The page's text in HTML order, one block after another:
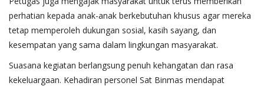
perhatian kepada anak-anak berkebutuhan khusus agar mereka
tetap memperoleh dukungan sosial, kasih sayang, dan
kesempatan yang sama dalam lingkungan masyarakat.
Suasana kegiatan berlangsung penuh kehangatan dan rasa
kekeluargaan. Kehadiran personel Sat Binmas mendapat